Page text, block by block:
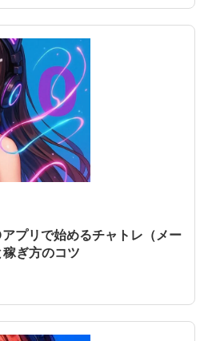
プリで始めるチャトレ（メー
ぎ方のコツ